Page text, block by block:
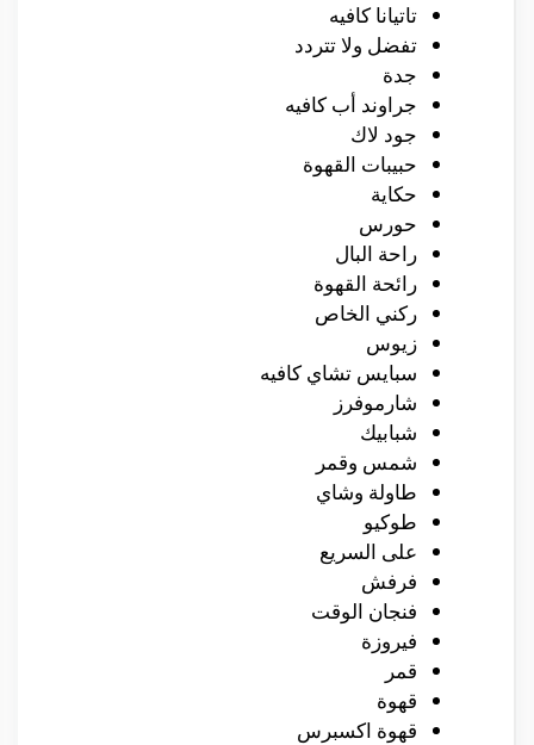
تاتيانا كافيه
تفضل ولا تتردد
جدة
جراوند أب كافيه
جود لاك
حبيبات القهوة
حكاية
حورس
راحة البال
رائحة القهوة
ركني الخاص
زيوس
سبايس تشاي كافيه
شارموفرز
شبابيك
شمس وقمر
طاولة وشاي
طوكيو
على السريع
فرفش
فنجان الوقت
فيروزة
قمر
قهوة
قهوة اكسبرس